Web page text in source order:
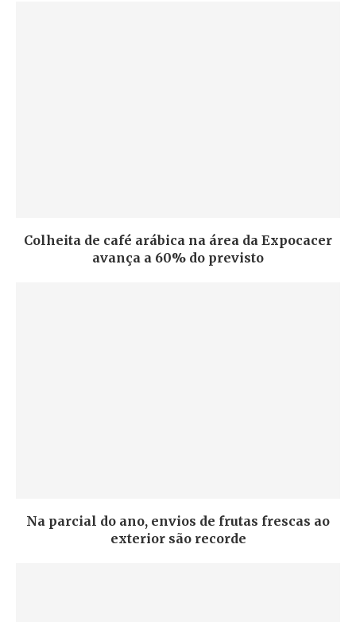
Colheita de café arábica na área da Expocacer
avança a 60% do previsto
Na parcial do ano, envios de frutas frescas ao
exterior são recorde